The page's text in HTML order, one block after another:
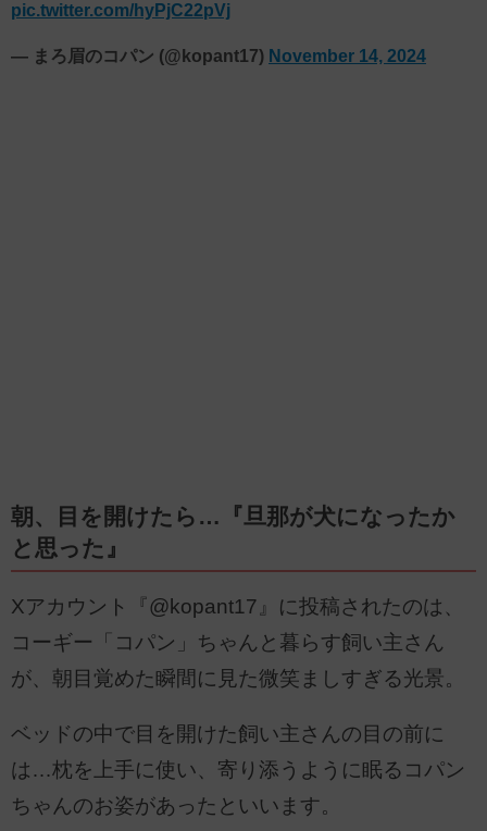
pic.twitter.com/hyPjC22pVj
— まろ眉のコパン (@kopant17) November 14, 2024
朝、目を開けたら…『旦那が犬になったか
と思った』
Xアカウント『@kopant17』に投稿されたのは、
コーギー「コパン」ちゃんと暮らす飼い主さん
が、朝目覚めた瞬間に見た微笑ましすぎる光景。
ベッドの中で目を開けた飼い主さんの目の前に
は…枕を上手に使い、寄り添うように眠るコパン
ちゃんのお姿があったといいます。